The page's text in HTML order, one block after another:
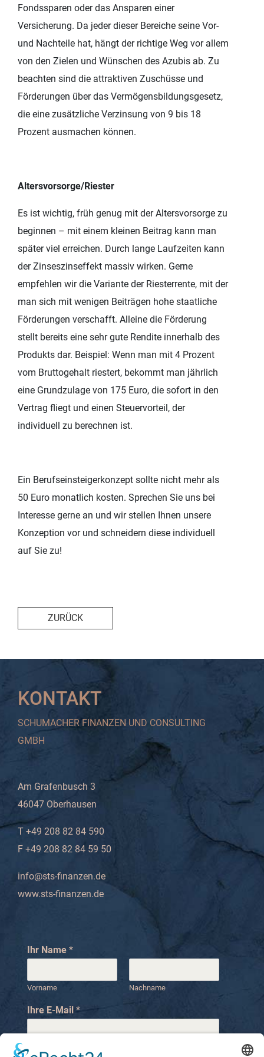
Fondssparen oder das Ansparen einer
Versicherung. Da jeder dieser Bereiche seine Vor-
und Nachteile hat, hängt der richtige Weg vor allem
von den Zielen und Wünschen des Azubis ab. Zu
beachten sind die attraktiven Zuschüsse und
Förderungen über das Vermögensbildungsgesetz,
die eine zusätzliche Verzinsung von 9 bis 18
Prozent ausmachen können.
Altersvorsorge/Riester
Es ist wichtig, früh genug mit der Altersvorsorge zu
beginnen – mit einem kleinen Beitrag kann man
später viel erreichen. Durch lange Laufzeiten kann
der Zinseszinseffekt massiv wirken. Gerne
empfehlen wir die Variante der Riesterrente, mit der
man sich mit wenigen Beiträgen hohe staatliche
Förderungen verschafft. Alleine die Förderung
stellt bereits eine sehr gute Rendite innerhalb des
Produkts dar. Beispiel: Wenn man mit 4 Prozent
vom Bruttogehalt riestert, bekommt man jährlich
eine Grundzulage von 175 Euro, die sofort in den
Vertrag fliegt und einen Steuervorteil, der
individuell zu berechnen ist.
Ein Berufseinsteigerkonzept sollte nicht mehr als
50 Euro monatlich kosten. Sprechen Sie uns bei
Interesse gerne an und wir stellen Ihnen unsere
Konzeption vor und schneidern diese individuell
auf Sie zu!
ZURÜCK
KONTAKT
SCHUMACHER FINANZEN UND CONSULTING
GMBH
Am Grafenbusch 3
46047 Oberhausen
T +49 208 82 84 590
F +49 208 82 84 59 50
info@sts-finanzen.de
www.sts-finanzen.de
Ihr Name *
Vorname Nachname
Ihre E-Mail *